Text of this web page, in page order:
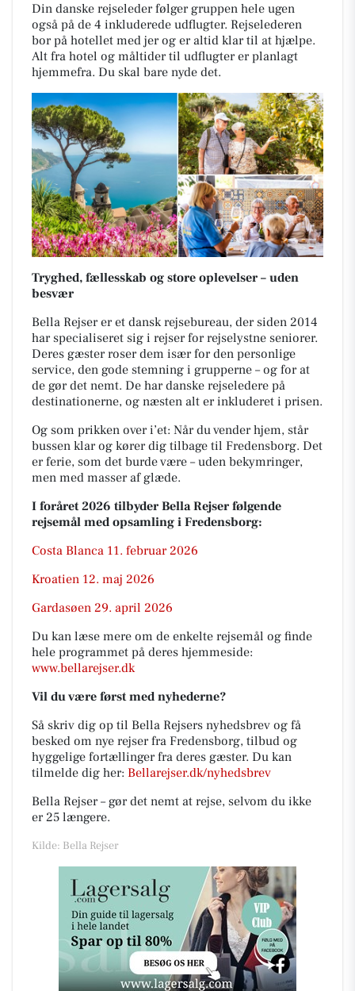
Din danske rejseleder følger gruppen hele ugen
også på de 4 inkluderede udflugter. Rejselederen
bor på hotellet med jer og er altid klar til at hjælpe.
Alt fra hotel og måltider til udflugter er planlagt
hjemmefra. Du skal bare nyde det.
Tryghed, fællesskab og store oplevelser – uden
besvær
Bella Rejser er et dansk rejsebureau, der siden 2014
har specialiseret sig i rejser for rejselystne seniorer.
Deres gæster roser dem især for den personlige
service, den gode stemning i grupperne – og for at
de gør det nemt. De har danske rejseledere på
destinationerne, og næsten alt er inkluderet i prisen.
Og som prikken over i’et: Når du vender hjem, står
bussen klar og kører dig tilbage til Fredensborg. Det
er ferie, som det burde være – uden bekymringer,
men med masser af glæde.
I foråret 2026 tilbyder Bella Rejser følgende
rejsemål med opsamling i Fredensborg:
Costa Blanca 11. februar 2026
Kroatien 12. maj 2026
Gardasøen 29. april 2026
Du kan læse mere om de enkelte rejsemål og finde
hele programmet på deres hjemmeside:
www.bellarejser.dk
Vil du være først med nyhederne?
Så skriv dig op til Bella Rejsers nyhedsbrev og få
besked om nye rejser fra Fredensborg, tilbud og
hyggelige fortællinger fra deres gæster. Du kan
tilmelde dig her: Bellarejser.dk/nyhedsbrev
Bella Rejser – gør det nemt at rejse, selvom du ikke
er 25 længere.
Kilde: Bella Rejser